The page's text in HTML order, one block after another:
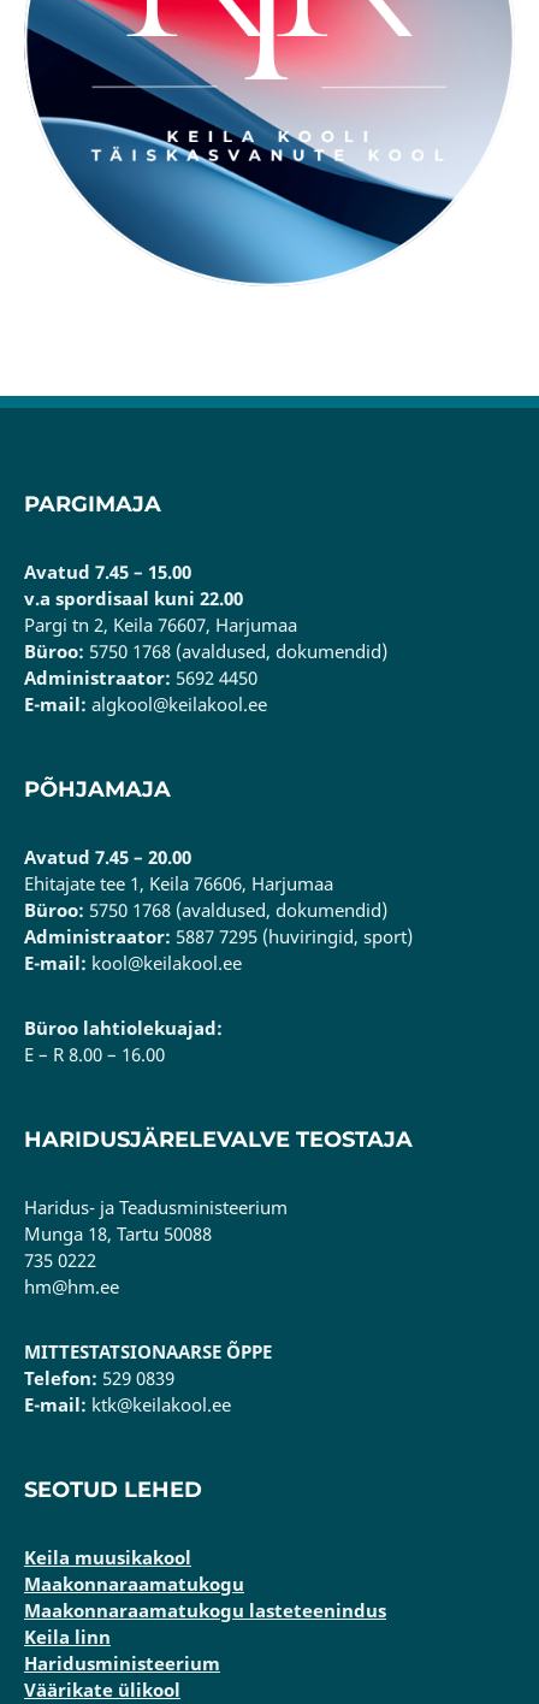
PARGIMAJA
Avatud 7.45 – 15.00
v.a spordisaal kuni 22.00
Pargi tn 2, Keila 76607, Harjumaa
Büroo: 5750 1768 (avaldused, dokumendid)
Administraator: 5692 4450
E-mail: algkool@keilakool.ee
PÕHJAMAJA
Avatud 7.45 – 20.00
Ehitajate tee 1, Keila 76606, Harjumaa
Büroo: 5750 1768 (avaldused, dokumendid)
Administraator: 5887 7295 (huviringid, sport)
E-mail: kool@keilakool.ee
Büroo lahtiolekuajad:
E – R 8.00 – 16.00
HARIDUSJÄRELEVALVE TEOSTAJA
Haridus- ja Teadusministeerium
Munga 18, Tartu 50088
735 0222
hm@hm.ee
MITTESTATSIONAARSE ÕPPE
Telefon: 529 0839
E-mail: ktk@keilakool.ee
SEOTUD LEHED
Keila muusikakool
Maakonnaraamatukogu
Maakonnaraamatukogu lasteteenindus
Keila linn
Haridusministeerium
Väärikate ülikool